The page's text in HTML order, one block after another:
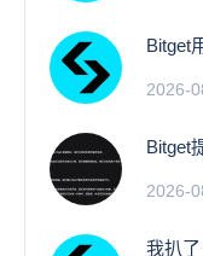
Bitget
2026-
Bitget
2026-
我扒